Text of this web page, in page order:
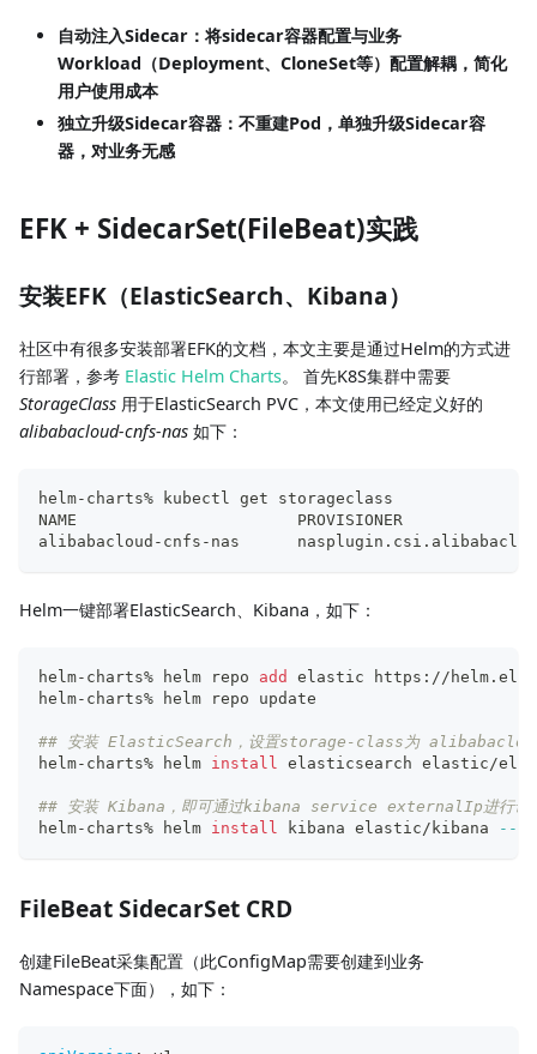
自动注入Sidecar：将sidecar容器配置与业务
Workload（Deployment、CloneSet等）配置解耦，简化
用户使用成本
独立升级Sidecar容器：不重建Pod，单独升级Sidecar容
器，对业务无感
EFK + SidecarSet(FileBeat)实践
安装EFK（ElasticSearch、Kibana）
社区中有很多安装部署EFK的文档，本文主要是通过Helm的方式进
行部署，参考 Elastic Helm Charts。 首先K8S集群中需要
StorageClass 用于ElasticSearch PVC，本文使用已经定义好的
alibabacloud-cnfs-nas 如下：
helm-charts% kubectl get storageclass
NAME                       PROVISIONER
alibabacloud-cnfs-nas
Helm一键部署ElasticSearch、Kibana，如下：
helm-charts% helm repo add
elastic https://
helm-charts% helm repo update
## 安装 ElasticSearch，设置storage-class为
helm-charts% helm install elasticsearch elastic/
## 安装 Kibana，即可通过kibana service externalIp进行访
helm-charts% helm install kibana elastic/kibana --
FileBeat SidecarSet CRD
创建FileBeat采集配置（此ConfigMap需要创建到业务
Namespace下面），如下：